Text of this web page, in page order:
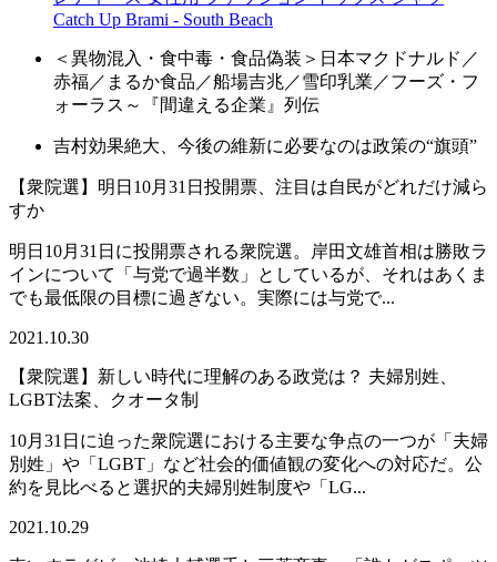
Catch Up Brami - South Beach
＜異物混入・食中毒・食品偽装＞日本マクドナルド／
赤福／まるか食品／船場吉兆／雪印乳業／フーズ・フ
ォーラス～『間違える企業』列伝
吉村効果絶大、今後の維新に必要なのは政策の“旗頭”
【衆院選】明日10月31日投開票、注目は自民がどれだけ減ら
すか
明日10月31日に投開票される衆院選。岸田文雄首相は勝敗ラ
インについて「与党で過半数」としているが、それはあくま
でも最低限の目標に過ぎない。実際には与党で...
2021.10.30
【衆院選】新しい時代に理解のある政党は？ 夫婦別姓、
LGBT法案、クオータ制
10月31日に迫った衆院選における主要な争点の一つが「夫婦
別姓」や「LGBT」など社会的価値観の変化への対応だ。公
約を見比べると選択的夫婦別姓制度や「LG...
2021.10.29